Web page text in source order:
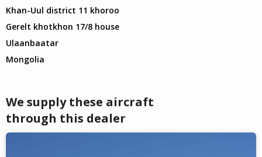
Khan-Uul district 11 khoroo
Gerelt khotkhon 17/8 house
Ulaanbaatar
Mongolia
We supply these aircraft
through this dealer